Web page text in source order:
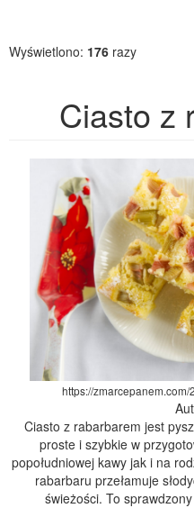
Wyświetlono: 176 razy
Ciasto z
https://
Ciasto z rabarbarem jest
proste i szybkie w
popołudniowej kawy jak i na
rabarbaru przełamuje
świeżości. To